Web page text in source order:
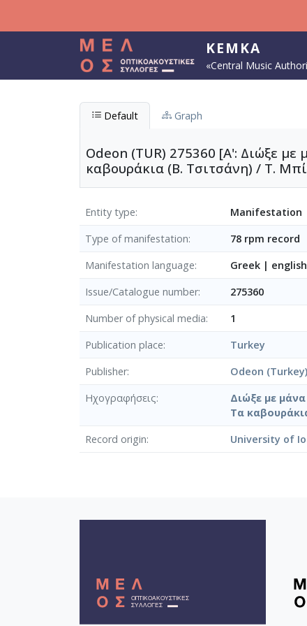
KEMKA
«Central Music
Default Graph
Odeon (TUR) 275360 [A': Διώξε
καβουράκια (Β. Τσιτσάνη) / Τ.
Entity type
Manifestation
Type of manifestation
78 rpm record
Manifestation language
Greek | english
Issue/Catalogue number
275360
Number of physical media
1
Publication place
Turkey
Publisher
Odeon (Turkey)
Ηχογραφήσεις
Διώξε με
Τα
Record origin
University of